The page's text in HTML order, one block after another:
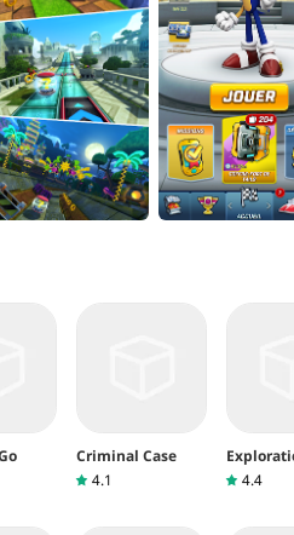
Criminal Case
4.1
4.4